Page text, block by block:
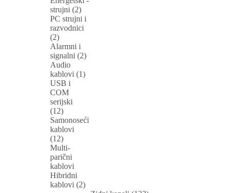
strujni (2)
PC strujni i
razvodnici
(2)
Alarmni i
signalni (2)
Audio
kablovi (1)
USB i
COM
serijski
(12)
Samonoseći
kablovi
(12)
Multi-
parični
kablovi
Hibridni
kablovi (2)